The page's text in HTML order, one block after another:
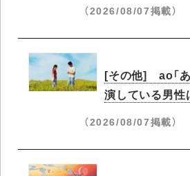
（2026/08/07掲載）
[その他] ao「
演している男性
（2026/08/07掲載）